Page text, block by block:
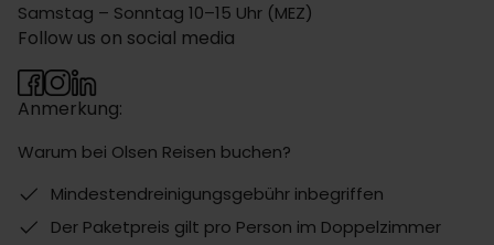
Samstag – Sonntag 10–15 Uhr (MEZ)
Anmerkung:
Warum bei Olsen Reisen buchen?
Mindestendreinigungsgebühr inbegriffen
Der Paketpreis gilt pro Person im Doppelzimmer
Follow us on social media